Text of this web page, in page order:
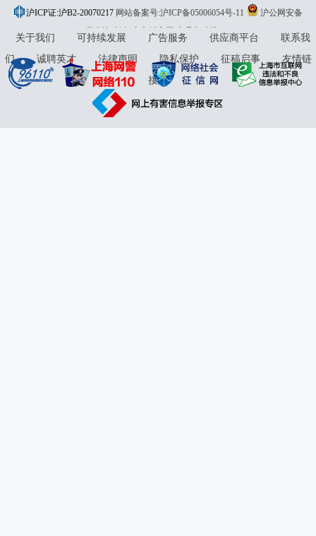
913101046312860336 违法和不良信息举报:021-61278686 举报邮箱：
jubao@eastmoney.com
沪ICP证:沪B2-20070217 网站备案号:沪ICP备05006054号-11
沪公网安备
31010402000120号版权所有:东方财富网意见与建议:4000300059/952500
关于我们 可持续发展 广告服务 供应商平台
联系我
们
诚聘英才 法律声明 隐私保护 征稿启事
友情链
接